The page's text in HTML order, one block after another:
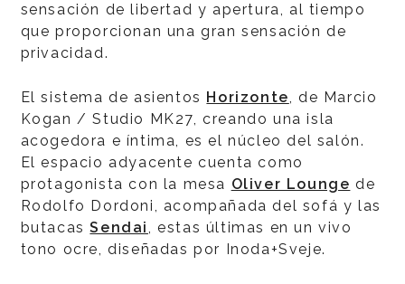
sensación de libertad y apertura, al tiempo
que proporcionan una gran sensación de
privacidad.
El sistema de asientos Horizonte, de Marcio
Kogan / Studio MK27, creando una isla
acogedora e íntima, es el núcleo del salón.
El espacio adyacente cuenta como
protagonista con la mesa Oliver Lounge de
Rodolfo Dordoni, acompañada del sofá y las
butacasSendai, estas últimas en un vivo
tono ocre, diseñadas por Inoda+Sveje.